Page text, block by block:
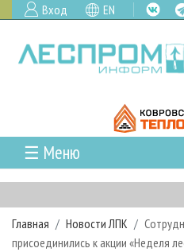
Вход EN
☰ Меню
ГЛАВНАЯ
РУБРИКИ И ТЕМЫ
РУБРИКИ ЖУРНАЛА
НОВОСТИ
Главная Новости ЛПК
присоединились к акции «Неделя